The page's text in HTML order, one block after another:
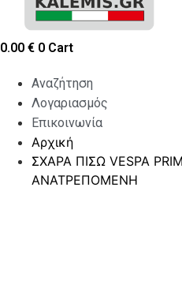
0.00 € 0 Cart
Αναζήτηση
Λογαριασμός
Επικοινωνία
Αρχική
ΣΧΑΡΑ ΠΙΣΩ VESPA
ΑΝΑΤΡΕΠΟΜΕΝΗ